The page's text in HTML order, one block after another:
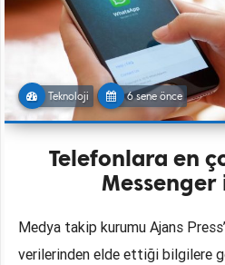
Teknoloji 6 sene önce
Telefonlara en
Medya takip kurumu Ajans
verilerinden elde ettiği bilgilere